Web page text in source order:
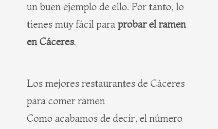
un buen ejemplo de ello. Por tanto, lo
tienes muy fácil para probar el ramen
en Cáceres.
Los mejores restaurantes de Cáceres
para comer ramen
Como acabamos de decir, el número